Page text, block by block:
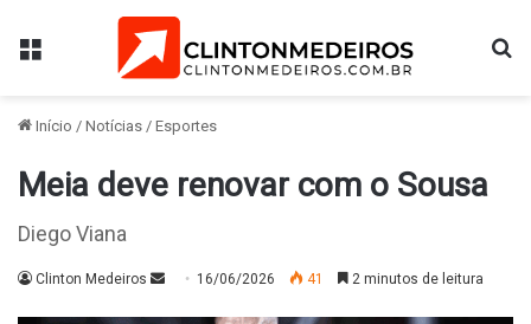
Menu
Início / Notícias / Esportes
Meia deve renovar com o Sousa
Diego Viana
Clinton Medeiros
Mande16/06/2026 41 2 minutos de leitura